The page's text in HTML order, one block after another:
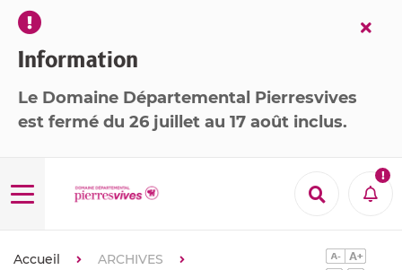
Information
Le Domaine Départemental Pierresvives
est fermé du 26 juillet au 17 août inclus.
Menu 
Accueil
ARCHIVES